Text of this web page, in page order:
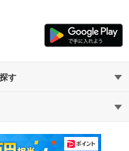
す
中古マンション
教えて！住まいの先生